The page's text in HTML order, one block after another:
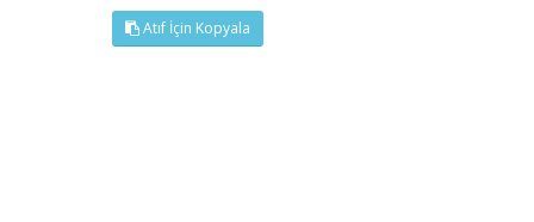
Atıf İçin Kopyala